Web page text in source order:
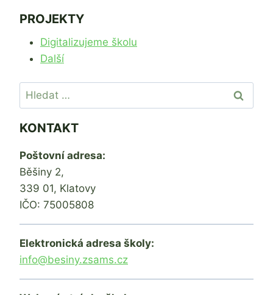
PROJEKTY
Digitalizujeme školu
Další
Vyhledávání
KONTAKT
Poštovní adresa:
Běšiny 2,
339 01, Klatovy
IČO: 75005808
Elektronická adresa školy:
info@besiny.zsams.cz